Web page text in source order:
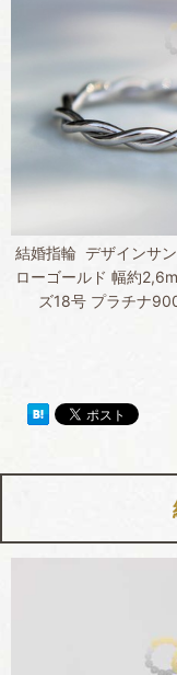
結婚指輪 デザインサ
ローゴールド 幅約
ズ18号 プラチナ